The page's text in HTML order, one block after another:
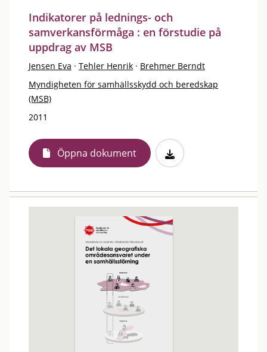
Indikatorer på lednings- och
samverkansförmåga : en förstudie på
uppdrag av MSB
Jensen Eva · Tehler Henrik · Brehmer Berndt
Myndigheten för samhällsskydd och beredskap
(MSB)
2011
Öppna dokument